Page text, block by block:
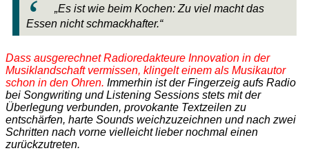
„Es ist wie beim Kochen: Zu viel macht das
Essen nicht schmackhafter.“
Dass ausgerechnet Radioredakteure Innovation in der
Musiklandschaft vermissen, klingelt einem als Musikautor
schon in den Ohren. Immerhin ist der Fingerzeig aufs Radio
bei Songwriting und Listening Sessions stets mit der
Überlegung verbunden, provokante Textzeilen zu
entschärfen, harte Sounds weichzuzeichnen und nach zwei
Schritten nach vorne vielleicht lieber nochmal einen
zurückzutreten.